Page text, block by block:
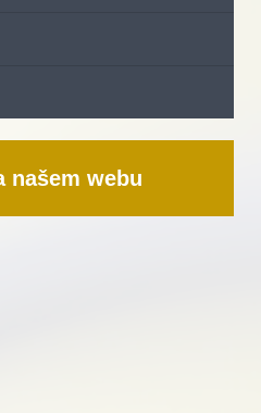
našem webu